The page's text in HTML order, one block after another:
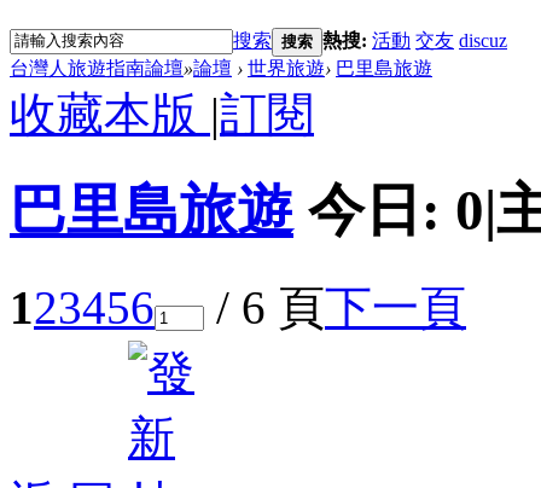
搜索 搜索 熱搜: 活動 交友 discuz
台灣人旅遊指南論壇»論壇 › 世界旅遊› 巴里島旅遊
收藏本版 |訂閱
巴里島旅遊 今日: 0|
123456 / 6 頁下一頁